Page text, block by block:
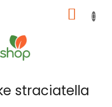
KOŠÍK
straciatella